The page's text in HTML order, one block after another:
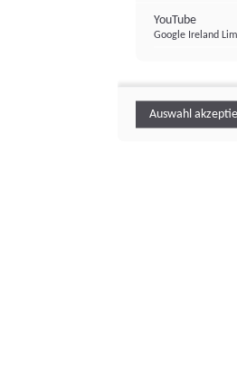
YouTube
Google Ireland
Auswahl